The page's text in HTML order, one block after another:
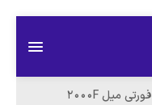
فورتی میل 2000F